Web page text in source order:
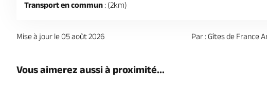
Transport en commun : (2km)
Mise à jour le 05 août 2026 Par : Gîtes de France
Vous aimerez aussi à proximité...